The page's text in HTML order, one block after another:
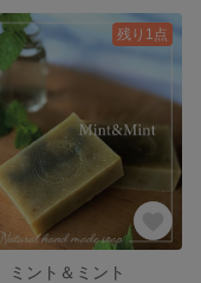
残り1点
ミント＆ミント